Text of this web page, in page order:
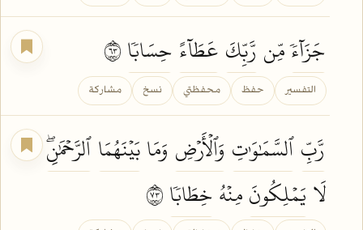
جَزَآءٗمِّن رَّبِّكَ عَطَآءً حِسَابٗا
التفسير حفظ محفظتي نسخ مشاركة
رَّبِّٱلسَّمَٰوَٰتِ وَٱلۡأَرۡضِ وَمَابَيۡنَهُمَاٱلرَّحۡمَٰنِۖ
لَا يَمۡلِكُونَمِنۡهُخِطَابٗا